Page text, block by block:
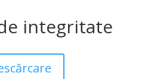
integritate